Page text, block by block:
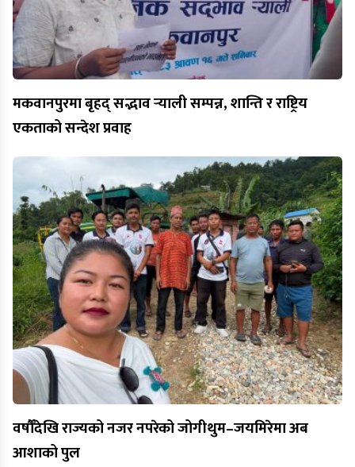
मकवानपुरमा बृहद् सद्भाव र्‍याली सम्पन्न, शान्ति र राष्ट्रिय
एकताको सन्देश प्रवाह
वर्षौँदेखि राज्यको नजर नपरेको जोगीथुम–जयमिरेमा अब
आशाको पुल